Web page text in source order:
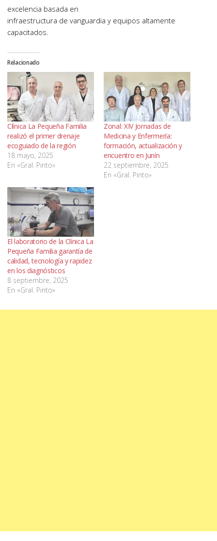
excelencia basada en
infraestructura de vanguardia y equipos altamente
capacitados.
Relacionado
Clínica La Pequeña Familia
realizó el primer drenaje
ecoguiado de la región
18 mayo, 2025
En «Gral. Pinto»
Zonal: XIV Jornadas de
Medicina y Enfermería:
formación, actualización y
encuentro en Junín
22 septiembre, 2025
En «Gral. Pinto»
El laboratorio de la Clínica La
Pequeña Familia garantía de
calidad, tecnología y rapidez
en los diagnósticos
8 septiembre, 2025
En «Gral. Pinto»